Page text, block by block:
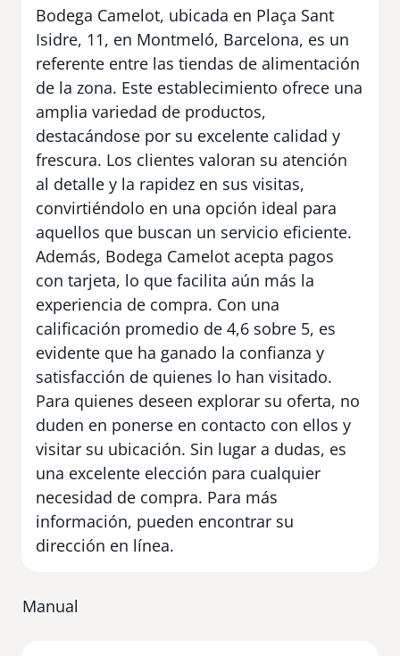
Bodega Camelot, ubicada en Plaça Sant
Isidre, 11, en Montmeló, Barcelona, es un
referente entre las tiendas de alimentación
de la zona. Este establecimiento ofrece una
amplia variedad de productos,
destacándose por su excelente calidad y
frescura. Los clientes valoran su atención
al detalle y la rapidez en sus visitas,
convirtiéndolo en una opción ideal para
aquellos que buscan un servicio eficiente.
Además, Bodega Camelot acepta pagos
con tarjeta, lo que facilita aún más la
experiencia de compra. Con una
calificación promedio de 4,6 sobre 5, es
evidente que ha ganado la confianza y
satisfacción de quienes lo han visitado.
Para quienes deseen explorar su oferta, no
duden en ponerse en contacto con ellos y
visitar su ubicación. Sin lugar a dudas, es
una excelente elección para cualquier
necesidad de compra. Para más
información, pueden encontrar su
dirección en línea.
Manual